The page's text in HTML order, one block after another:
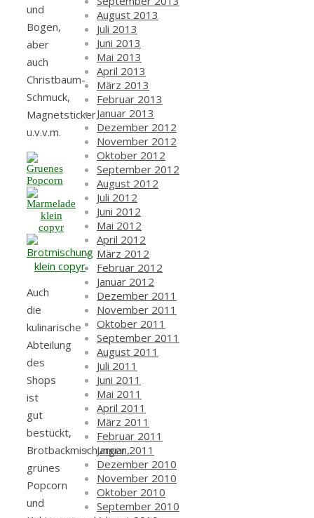
und
Bogen,
aber
auch
Christbaum-
Schmuck,
Magnetsticker
u.v.v.m.
Auch
die
kulinarische
Abteilung
des
Shops
ist
gut
bestückt,
Brotbackmischungen,
grünes
Popcorn
und
August 2013
Juli 2013
Juni 2013
Mai 2013
April 2013
März 2013
Februar 2013
Januar 2013
Dezember 2012
November 2012
Oktober 2012
September 2012
August 2012
Juli 2012
Juni 2012
Mai 2012
April 2012
März 2012
Februar 2012
Januar 2012
Dezember 2011
November 2011
Oktober 2011
September 2011
August 2011
Juli 2011
Juni 2011
Mai 2011
April 2011
März 2011
Februar 2011
Januar 2011
Dezember 2010
November 2010
Oktober 2010
September 2010